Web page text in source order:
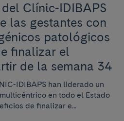
Clínic-IDIBAPS
las gestantes con
patológicos
finalizar el
de la semana 34
IDIBAPS han liderado un
en todo el Estado
de finalizar e...